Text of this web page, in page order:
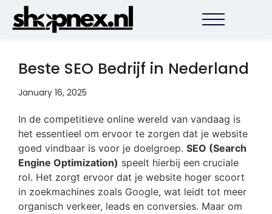
Beste SEO Bedrijf in Nederland
January 16, 2025
In de competitieve online wereld van vandaag is
het essentieel om ervoor te zorgen dat je website
goed vindbaar is voor je doelgroep. SEO (Search
Engine Optimization) speelt hierbij een cruciale
rol. Het zorgt ervoor dat je website hoger scoort
in zoekmachines zoals Google, wat leidt tot meer
organisch verkeer, leads en conversies. Maar om